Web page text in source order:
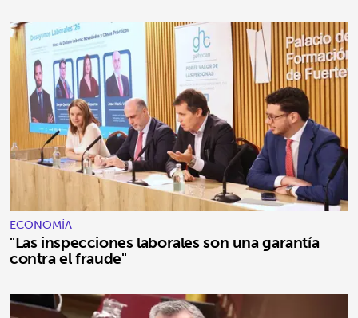
ECONOMÍA
"Las inspecciones laborales son una garantía
contra el fraude"